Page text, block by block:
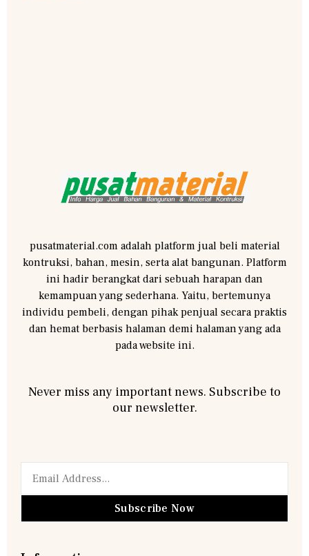
pusatmaterial.com adalah platform jual beli material
kontruksi, bahan, mesin, serta alat bangunan. Platform
ini hadir berangkat dari sebuah harapan dan
kemampuan yang sederhana. Yaitu, bertemunya
individu pembeli, dengan pihak penjual secara praktis
dan hemat berbasis halaman demi halaman yang ada
pada website ini.
Never miss any important news. Subscribe to
our newsletter.
Subscribe Now